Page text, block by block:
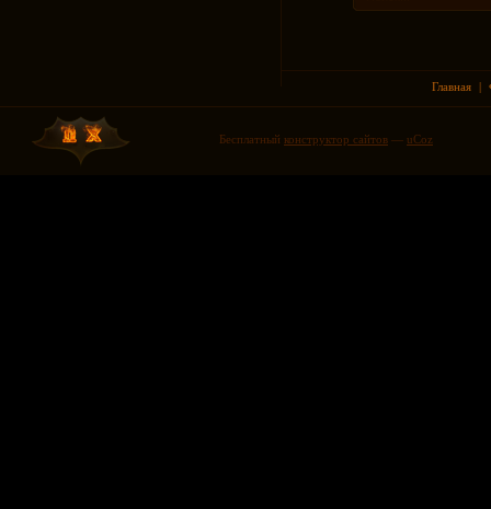
Главная |
Бесплатный конструктор сайтов — uCoz